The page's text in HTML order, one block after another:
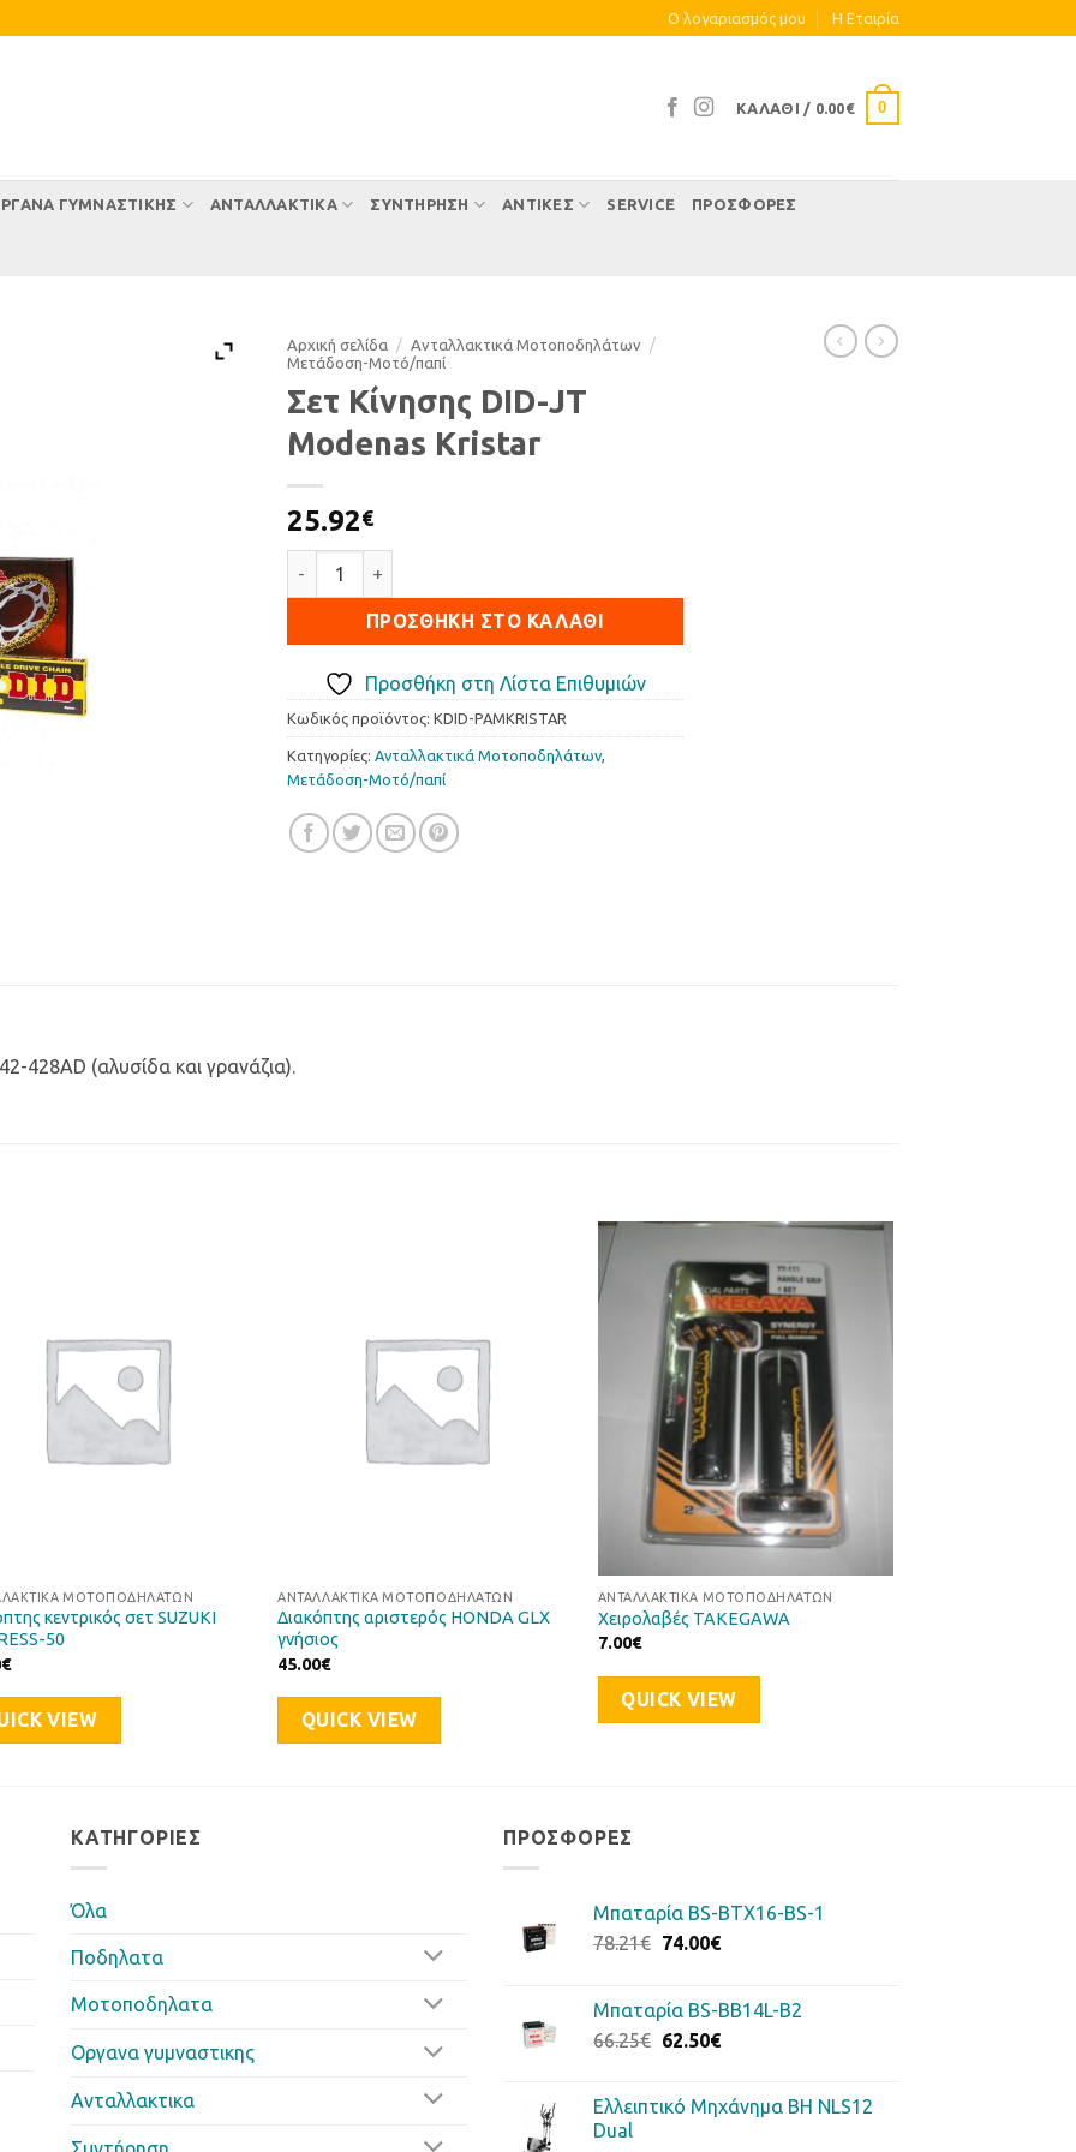
Ο λογαριασμός μου Η Eταιρία
ΚΑΛΆΘΙ / 0.00€ 0
ΓΥΜΝΑΣΤΙΚΗΣ ΑΝΤΑΛΛΑΚΤΙΚΑ ΣΥΝΤΉΡΗΣΗ ΑΝΤΊΚΕΣ SERVICE ΠΡΟΣΦΟΡΕΣ
Αρχική σελίδα / Ανταλλακτικά Μοτοποδηλάτων
/
Μετάδοση-Μοτό/παπί
Σετ Κίνησης DID-JT
Modenas Kristar
25.92€
ΠΡΟΣΘΉΚΗ ΣΤΟ ΚΑΛΆΘΙ
Προσθήκη στη Λίστα Επιθυμιών
Κωδικός προϊόντος: KDID-PAMKRISTAR
Κατηγορίες: Ανταλλακτικά Μοτοποδηλάτων,
Μετάδοση-Μοτό/παπί
428AD (αλυσίδα και γρανάζια).
ΜΟΤΟΠΟΔΗΛΆΤΩΝ
κεντρικός σετ SUZUKI
50
€
VIEW
ΑΝΤΑΛΛΑΚΤΙΚΆ ΜΟΤΟΠΟΔΗΛΆΤΩΝ
Διακόπτης αριστερός HONDA GLX
γνήσιος
45.00€
QUICK VIEW
Προσθήκη
στη Λίστα
Επιθυμιών
ΑΝΤΑΛΛΑΚΤΙΚΆ ΜΟΤΟΠΟΔΗΛΆΤΩΝ
Χειρολαβές TAKEGAWA
7.00€
QUICK VIEW
ΚΑΤΗΓΟΡΊΕΣ
Όλα
Ποδηλατα
Μοτοποδηλατα
Οργανα γυμναστικης
Ανταλλακτικα
ΠΡΟΣΦΟΡΈΣ
Μπαταρία BS-BTX16-BS-1
78.21€ Original
78.21€.
74.00€Η
είναι:
74.00€.
Μπαταρία BS-BB14L-B2
66.25€ Original
66.25€.
62.50€Η
είναι:
Ελλειπτικό Μηχάνημα BH NLS12
Dual